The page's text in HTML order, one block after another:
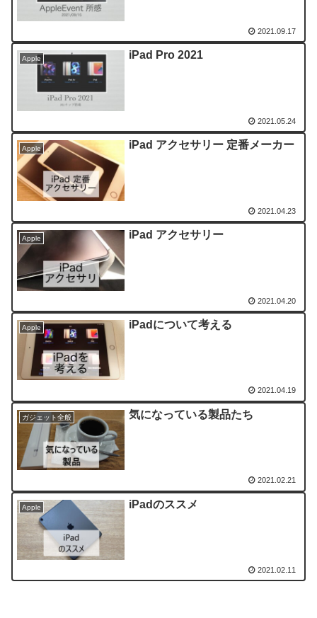
2021.09.17
Apple iPad Pro 2021
2021.05.24
Apple iPad アクセサリー 定番メーカー
2021.04.23
Apple iPad アクセサリー
2021.04.20
Apple iPadについて考える
2021.04.19
ガジェット全般 気になっている製品たち
2021.02.21
Apple iPadのススメ
2021.02.11